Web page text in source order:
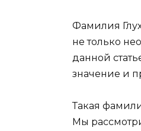
Фамилия
не только
данной
значение и
Такая
Мы